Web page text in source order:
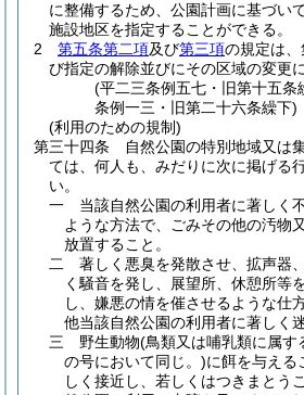
に整備するため、公園計画に基づい
施設地区を指定することができる。
2
第五条第二項及び第三項の規定は
び指定の解除並びにその区域の変更
(平二三条例五七・旧第十五条
条例一三・旧第二十六条繰下)
(利用のための規制)
第三十四条
自然公園の特別地域又は
ては、何人も、みだりに次に掲げる
い。
一
当該自然公園の利用者に著しく
ような方法で、ごみその他の汚物
放置すること。
二
著しく悪臭を発散させ、拡声器
く騒音を発し、展望所、休憩所等
し、嫌悪の情を催させるような仕
他当該自然公園の利用者に著しく
三
野生動物(鳥類又は哺乳類に属す
の号において同じ。)に餌を与える
しく接近し、若しくはつきまとう